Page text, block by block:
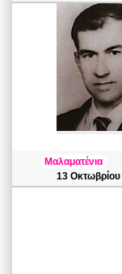
Μαλαματένια
13 Οκτωβρίου